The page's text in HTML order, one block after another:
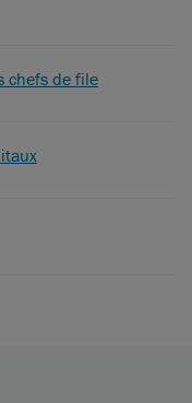
chefs de file